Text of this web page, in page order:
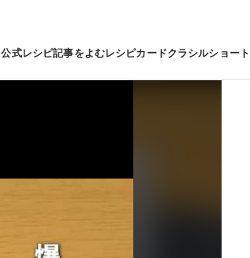
公式レシピ記事をよむレシピカードクラシルショート